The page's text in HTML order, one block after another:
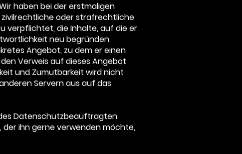
haben bei der erstmaligen
oder strafrechtliche
verpflichtet, die Inhalte, auf die er
neu begründen
Angebot, zu dem er einen
Verweis auf dieses Angebot
und Zumutbarkeit wird nicht
Servern aus auf das
Datenschutzbeauftragten
der ihn gerne verwenden möchte,